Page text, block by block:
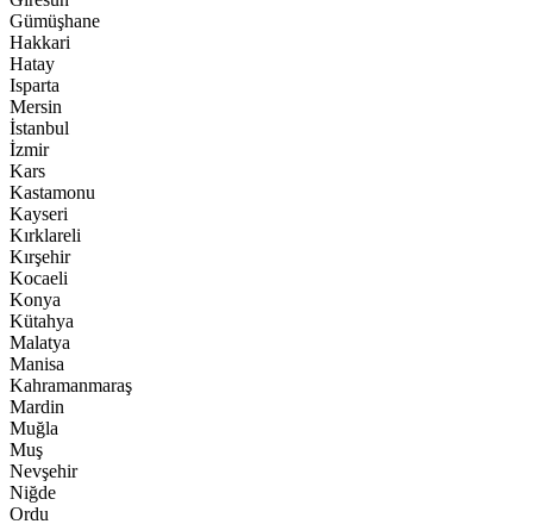
Gümüşhane
Hakkari
Hatay
Isparta
Mersin
İstanbul
İzmir
Kars
Kastamonu
Kayseri
Kırklareli
Kırşehir
Kocaeli
Konya
Kütahya
Malatya
Manisa
Kahramanmaraş
Mardin
Muğla
Muş
Nevşehir
Niğde
Ordu